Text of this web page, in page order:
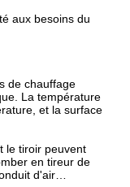
aux besoins du
de chauffage
La température
et la surface
le tiroir peuvent
en tireur de
d'air…